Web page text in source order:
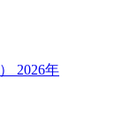
2026年